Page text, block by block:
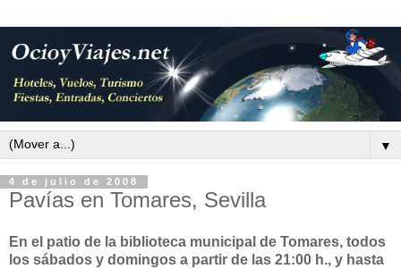
▼
4 de julio de 2008
Pavías en Tomares, Sevilla
En el patio de la biblioteca municipal de Tomares, todos
los sábados y domingos a partir de las 21:00 h., y hasta